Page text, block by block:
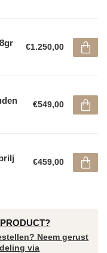
€1.250,00
€549,00
€459,00
Neem gerust
via